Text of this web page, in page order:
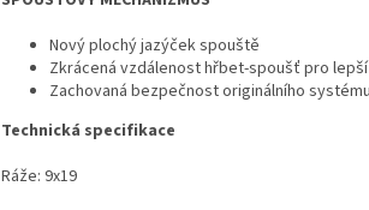
Nový plochý jazýček spouště
Zkrácená vzdálenost hřbet-spoušť pro
Zachovaná bezpečnost originálního
Technická specifikace
Ráže: 9x19